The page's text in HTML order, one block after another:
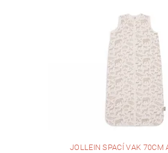
JOLLEIN SPACÍ VAK 70CM